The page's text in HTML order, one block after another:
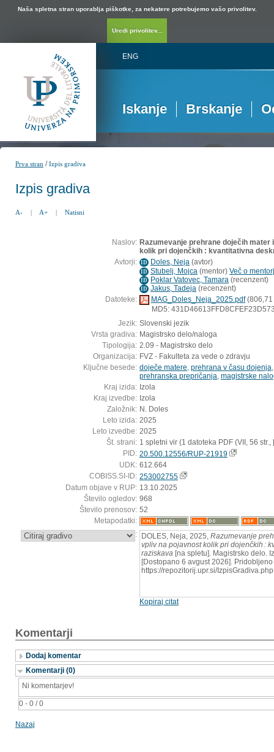
Naša spletna stran uporablja piškotke, za nekatere potrebujemo vašo privolitev.
Uredi privolitev...
ENG
Iskanje Brskanje
Prva stran /Izpis gradiva
Izpis gradiva
A- | A+ | Natisni
Naslov: Razumevanje prehrane doječih
kolik pri dojenčkih : kvantitativna
Avtorji: ID Doles, Neja (avtor)
ID Stubelj, Mojca (mentor) Več o
ID Poklar Vatovec, Tamara (recenzent)
ID Jakus, Tadeja (recenzent)
Datoteke:
MAG_Doles_Neja_2025.pdf(806,71
MD5:
Jezik: Slovenski jezik
Vrsta gradiva: Magistrsko delo/naloga
Tipologija: 2.09 - Magistrsko delo
Organizacija: FVZ - Fakulteta za vede o zdravju
Ključne besede: doječe matere prehrana v času dojenja
prehranska prepričanja magistrske
Kraj izida: Izola
Kraj izvedbe: Izola
Založnik: N. Doles
Leto izida: 2025
Leto izvedbe: 2025
Št. strani: 1 spletni vir (1 datoteka PDF (VII, 56 str.,
PID: 20.500.12556/RUP-21919
UDK: 612.664
COBISS.SI-ID: 253002755
Datum objave v RUP: 13.10.2025
Število ogledov: 968
Število prenosov: 52
Metapodatki:
: DOLES, Neja, 2025, Razumevanje
vpliv na pojavnost kolik pri dojenčkih :
raziskava [na spletu]. Magistrsko delo.
[Dostopano 6 avgust 2026]. Pridobljeno
https://repozitorij.upr.si/
Kopiraj citat
Komentarji
Dodaj komentar
Komentarji (0)
0 - 0 / 0
Ni komentarjev!
Nazaj